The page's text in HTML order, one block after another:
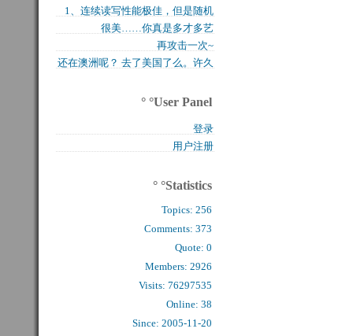
了 新的QQ...
1、连续读写性能极佳，但是随机
写入性能极差（这对于...
很美……你真是多才多艺
再攻击一次~
还在澳洲呢？ 去了美国了么。许久
° °User Panel
登录
用户注册
° °Statistics
Topics:256
Comments: 373
Quote: 0
Members: 2926
Visits: 76297535
Online: 38
Since: 2005-11-20